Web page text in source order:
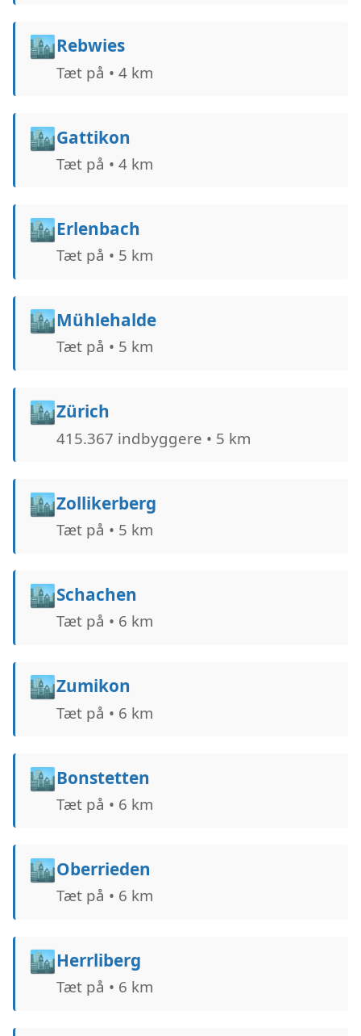
🏙️Rebwies
Tæt på • 4 km
🏙️Gattikon
Tæt på • 4 km
🏙️Erlenbach
Tæt på • 5 km
🏙️Mühlehalde
Tæt på • 5 km
🏙️Zürich
415.367 indbyggere • 5 km
🏙️Zollikerberg
Tæt på • 5 km
🏙️Schachen
Tæt på • 6 km
🏙️Zumikon
Tæt på • 6 km
🏙️Bonstetten
Tæt på • 6 km
🏙️Oberrieden
Tæt på • 6 km
🏙️Herrliberg
Tæt på • 6 km